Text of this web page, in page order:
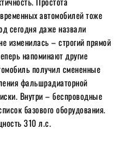
автомобилей тоже
сегодня даже назвали
изменилась – строгий прямой
напоминают другие
получил смененные
фальшрадиаторной
Внутри – беспроводные
базового оборудования.
310 л.с.